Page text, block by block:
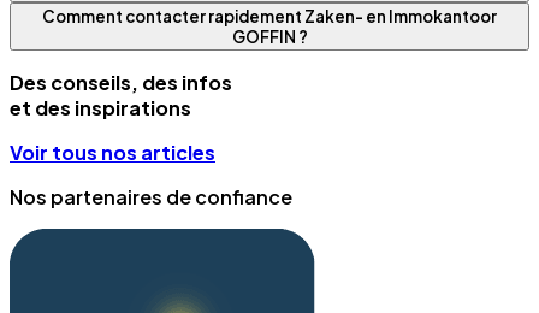
Comment contacter rapidement Zaken- en Immokantoor
GOFFIN ?
Des conseils, des infos
et des inspirations
Voir tous nos articles
Nos partenaires de confiance